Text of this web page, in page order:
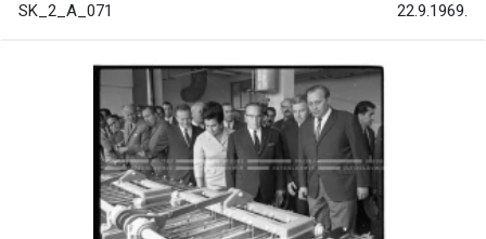
SK_2_A_071 22.9.1969.